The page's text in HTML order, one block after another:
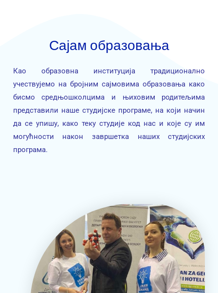
Сајам образовања
Као образовна институција традиционално
учествујемо на бројним сајмовима образовања како
бисмо средњошколцима и њиховим родитељима
представили наше студијске програме, на који начин
да се упишу, како теку студије код нас и које су им
могућности након завршетка наших студијских
програма.